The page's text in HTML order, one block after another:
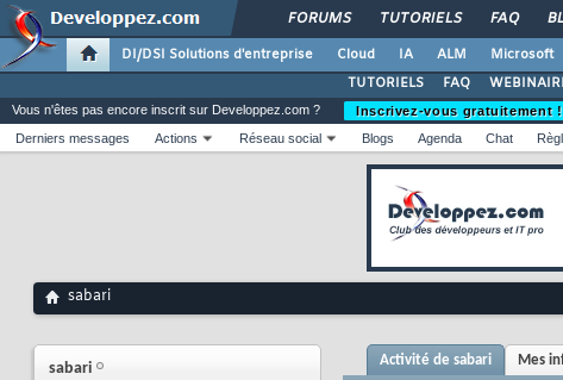
FORUMS TUTORIELS FAQ
DI/DSI Solutions d'entreprise Cloud IA ALM Microsoft
TUTORIELS
FAQ
Vous n'êtes pas encore inscrit sur Developpez.com ?
Inscrivez-vous gratuitement !
Derniers messages
Actions Réseau social Blogs Agenda Chat
sabari
sabari Activité de sabari Mes